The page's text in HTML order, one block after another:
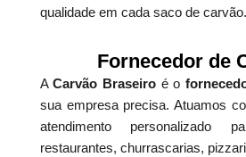
qualidade em cada saco de carvão.
Fornecedor de
ACarvão Braseiro é o
sua empresa precisa. Atuamos
atendimento personalizado
restaurantes, churrascarias,